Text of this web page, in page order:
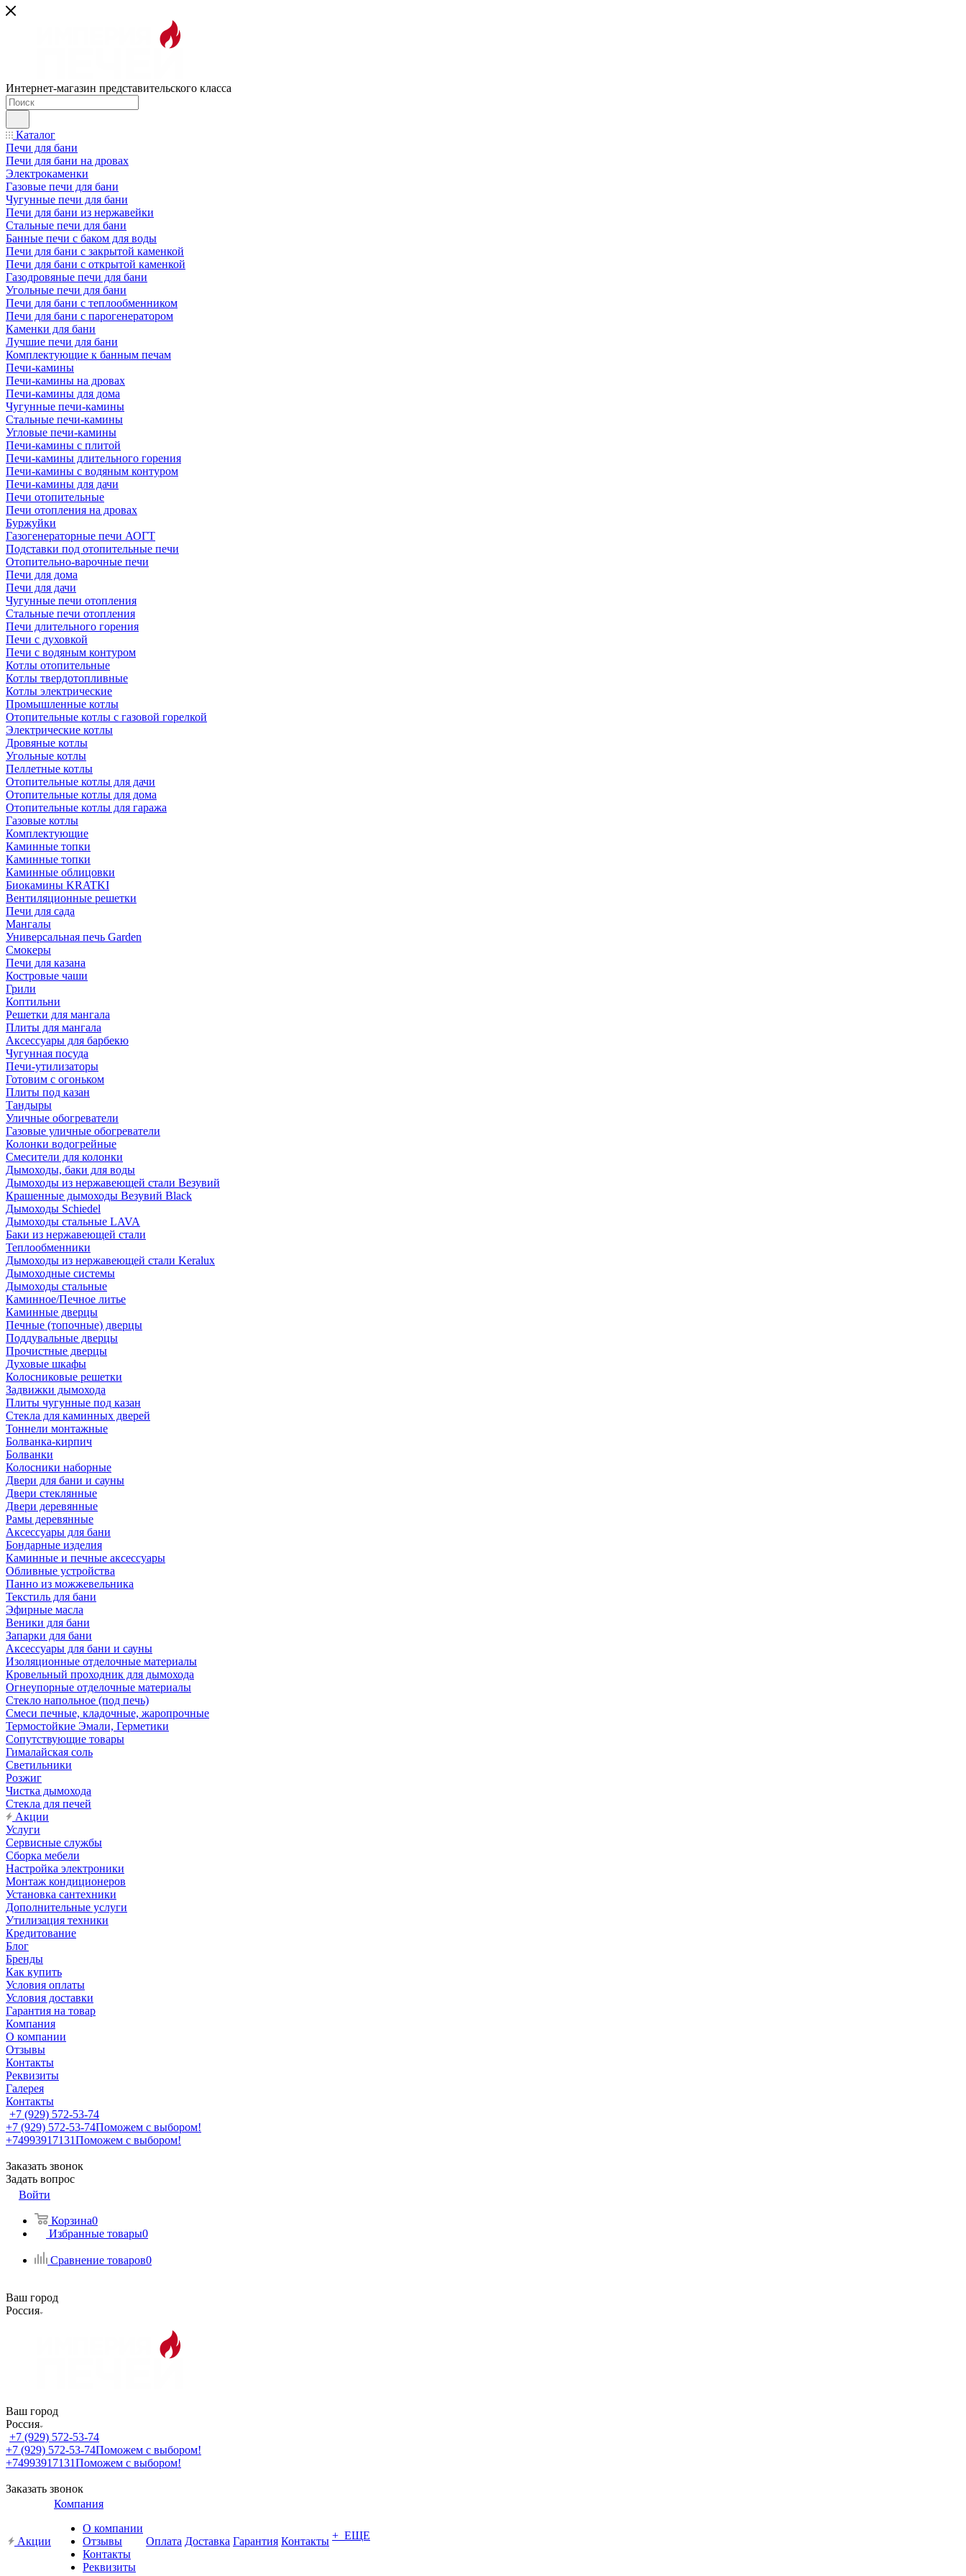
Интернет-магазин представительского класса
Каталог
Печи для бани
Печи для бани на дровах
Электрокаменки
Газовые печи для бани
Чугунные печи для бани
Печи для бани из нержавейки
Стальные печи для бани
Банные печи с баком для воды
Печи для бани с закрытой каменкой
Печи для бани с открытой каменкой
Газодровяные печи для бани
Угольные печи для бани
Печи для бани с теплообменником
Печи для бани с парогенератором
Каменки для бани
Лучшие печи для бани
Комплектующие к банным печам
Печи-камины
Печи-камины на дровах
Печи-камины для дома
Чугунные печи-камины
Стальные печи-камины
Угловые печи-камины
Печи-камины с плитой
Печи-камины длительного горения
Печи-камины с водяным контуром
Печи-камины для дачи
Печи отопительные
Печи отопления на дровах
Буржуйки
Газогенераторные печи АОГТ
Подставки под отопительные печи
Отопительно-варочные печи
Печи для дома
Печи для дачи
Чугунные печи отопления
Стальные печи отопления
Печи длительного горения
Печи с духовкой
Печи с водяным контуром
Котлы отопительные
Котлы твердотопливные
Котлы электрические
Промышленные котлы
Отопительные котлы с газовой горелкой
Электрические котлы
Дровяные котлы
Угольные котлы
Пеллетные котлы
Отопительные котлы для дачи
Отопительные котлы для дома
Отопительные котлы для гаража
Газовые котлы
Комплектующие
Каминные топки
Каминные топки
Каминные облицовки
Биокамины KRATKI
Вентиляционные решетки
Печи для сада
Мангалы
Универсальная печь Garden
Смокеры
Печи для казана
Костровые чаши
Грили
Коптильни
Решетки для мангала
Плиты для мангала
Аксессуары для барбекю
Чугунная посуда
Печи-утилизаторы
Готовим с огоньком
Плиты под казан
Тандыры
Уличные обогреватели
Газовые уличные обогреватели
Колонки водогрейные
Смесители для колонки
Дымоходы, баки для воды
Дымоходы из нержавеющей стали Везувий
Крашенные дымоходы Везувий Black
Дымоходы Schiedel
Дымоходы стальные LAVA
Баки из нержавеющей стали
Теплообменники
Дымоходы из нержавеющей стали Keralux
Дымоходные системы
Дымоходы стальные
Каминное/Печное литье
Каминные дверцы
Печные (топочные) дверцы
Поддувальные дверцы
Прочистные дверцы
Духовые шкафы
Колосниковые решетки
Задвижки дымохода
Плиты чугунные под казан
Стекла для каминных дверей
Тоннели монтажные
Болванка-кирпич
Болванки
Колосники наборные
Двери для бани и сауны
Двери стеклянные
Двери деревянные
Рамы деревянные
Аксессуары для бани
Бондарные изделия
Каминные и печные аксессуары
Обливные устройства
Панно из можжевельника
Текстиль для бани
Эфирные масла
Веники для бани
Запарки для бани
Аксессуары для бани и сауны
Изоляционные отделочные материалы
Кровельный проходник для дымохода
Огнеупорные отделочные материалы
Стекло напольное (под печь)
Смеси печные, кладочные, жаропрочные
Термостойкие Эмали, Герметики
Сопутствующие товары
Гималайская соль
Светильники
Розжиг
Чистка дымохода
Стекла для печей
Акции
Услуги
Сервисные службы
Сборка мебели
Настройка электроники
Монтаж кондиционеров
Установка сантехники
Дополнительные услуги
Утилизация техники
Кредитование
Блог
Бренды
Как купить
Условия оплаты
Условия доставки
Гарантия на товар
Компания
О компании
Отзывы
Контакты
Реквизиты
Галерея
Контакты
+7 (929) 572-53-74
+7 (929) 572-53-74Поможем с выбором!
+74993917131Поможем с выбором!
Заказать звонок
Задать вопрос
Войти
Корзина0
Избранные товары0
Сравнение товаров0
Ваш город
Россия
Ваш город
Россия
+7 (929) 572-53-74
+7 (929) 572-53-74Поможем с выбором!
+74993917131Поможем с выбором!
Заказать звонок
Акции
Компания
О компании
Отзывы
Контакты
Реквизиты
Оплата Доставка Гарантия Контакты + ЕЩЕ